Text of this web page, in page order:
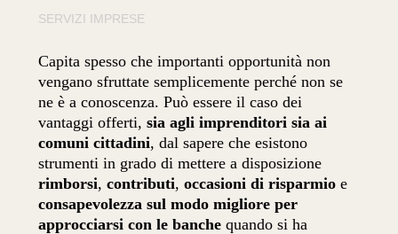
SERVIZI IMPRESE
Capita spesso che importanti opportunità non
vengano sfruttate semplicemente perché non se
ne è a conoscenza. Può essere il caso dei
vantaggi offerti,sia agli imprenditori sia ai
comuni cittadini, dal sapere che esistono
strumenti in grado di mettere a disposizione
rimborsi,contributi,occasioni di risparmio e
consapevolezza sul modo migliore per
approcciarsi con le banche quando si ha